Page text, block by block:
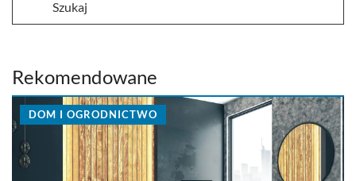
Rekomendowane
DOM I OGRODNICTWO